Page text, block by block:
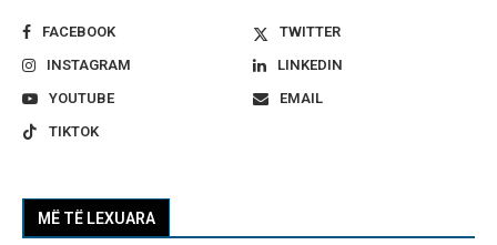
FACEBOOK
TWITTER
INSTAGRAM
LINKEDIN
YOUTUBE
EMAIL
TIKTOK
MË TË LEXUARA